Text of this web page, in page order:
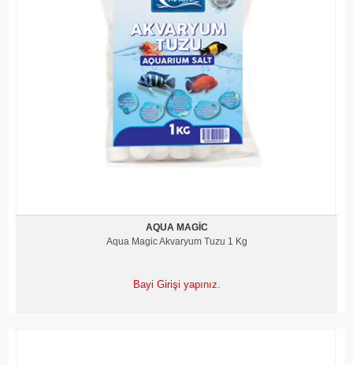
AQUA MAGIC
Aqua Magic Akvaryum Tuzu 1 Kg
Bayi Girişi yapınız.